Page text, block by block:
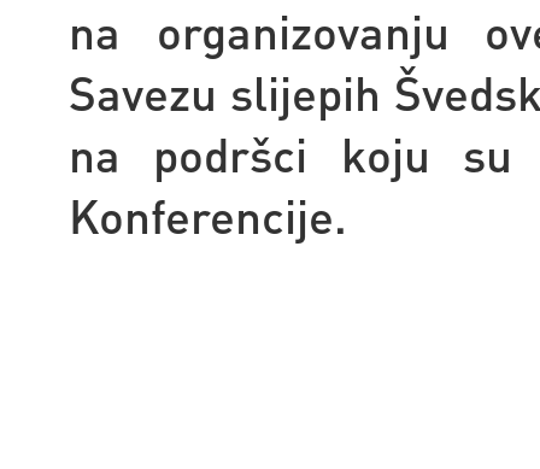
na organizovanju
Savezu slijepih
na podršci koju su
Konferencije.